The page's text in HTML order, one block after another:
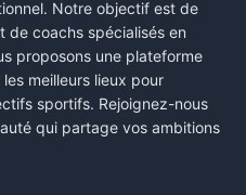
Notre objectif est de
de coachs spécialisés en
proposons une plateforme
meilleurs lieux pour
sportifs. Rejoignez-nous
qui partage vos ambitions